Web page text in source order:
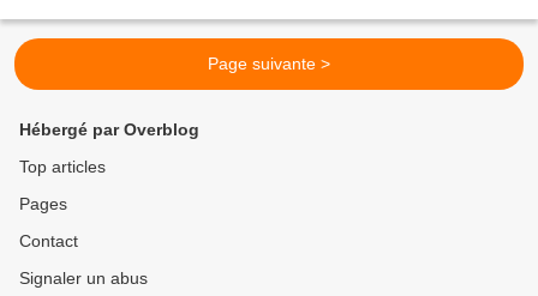
Page suivante >
Hébergé par Overblog
Top articles
Pages
Contact
Signaler un abus